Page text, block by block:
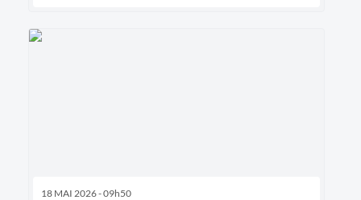
18 MAI 2026 - 09h50